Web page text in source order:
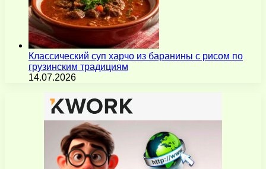
Классический суп харчо из баранины с рисом по
грузинским традициям
14.07.2026